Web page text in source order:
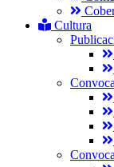
Cultura